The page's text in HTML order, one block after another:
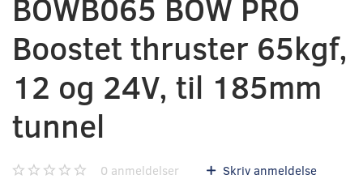
Boostet thruster 65kgf,
12 og 24V, til 185mm
tunnel
0 anmeldelser Skriv anmeldelse